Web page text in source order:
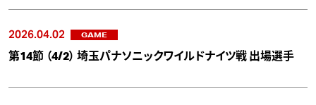
2026.04.02 GAME
第14節 （4/2） 埼玉パナソニックワイルドナイツ戦 出場選手